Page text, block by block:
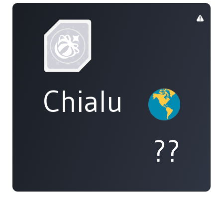
Chialu
??